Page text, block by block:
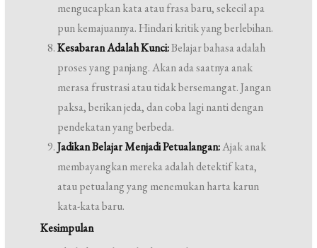
mengucapkan kata atau frasa baru, sekecil apa
pun kemajuannya. Hindari kritik yang berlebihan.
Kesabaran Adalah Kunci:Belajar bahasa adalah
proses yang panjang. Akan ada saatnya anak
merasa frustrasi atau tidak bersemangat. Jangan
paksa, berikan jeda, dan coba lagi nanti dengan
pendekatan yang berbeda.
Jadikan Belajar Menjadi Petualangan:Ajak anak
membayangkan mereka adalah detektif kata,
atau petualang yang menemukan harta karun
kata-kata baru.
Kesimpulan